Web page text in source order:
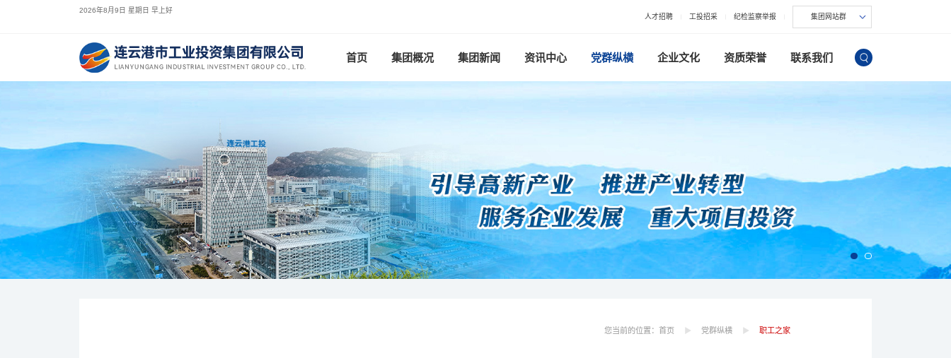
2026年8月9日 星期日 早上好
人才招聘
工投招采 纪检监察举报 集团网站群
首页 集团概况 集团新闻 资讯中心 党群纵横 企业文化 资质荣誉 联系我们
您当前的位置： 首页 党群纵横 职工之家